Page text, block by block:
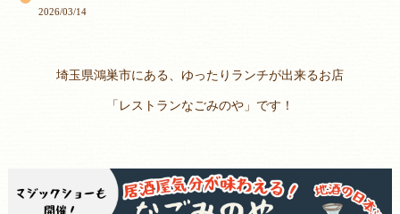
2026/03/14
埼玉県鴻巣市にある、ゆったりランチが出来るお店
「レストランなごみのや」です！